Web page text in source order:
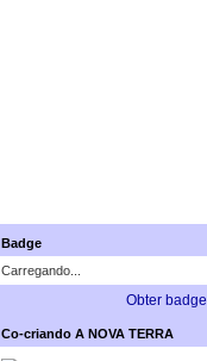
Badge
Carregando...
Obter badge
Co-criando A NOVA TERRA